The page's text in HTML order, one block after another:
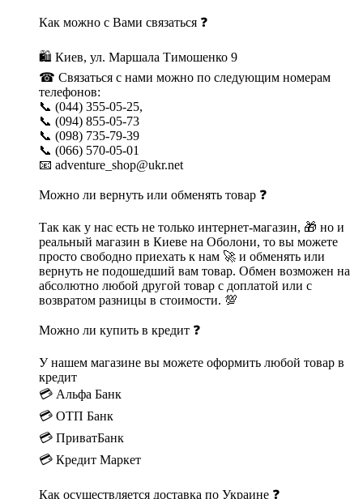
Как можно с Вами связаться ❓
🛍 Киев, ул. Маршала Тимошенко 9
☎ Связаться с нами можно по следующим номерам
телефонов:
📞 (044) 355-05-25,
📞 (094) 855-05-73
📞 (098) 735-79-39
📞 (066) 570-05-01
📧 adventure_shop@ukr.net
Можно ли вернуть или обменять товар ❓
Так как у нас есть не только интернет-магазин, 🎁 но и
реальный магазин в Киеве на Оболони, то вы можете
просто свободно приехать к нам 🚀 и обменять или
вернуть не подошедший вам товар. Обмен возможен на
абсолютно любой другой товар с доплатой или с
возвратом разницы в стоимости. 💯
Можно ли купить в кредит ❓
У нашем магазине вы можете оформить любой товар в
кредит
💳 Альфа Банк
💳 ОТП Банк
💳 ПриватБанк
💳 Кредит Маркет
Как осуществляется доставка по Украине ❓